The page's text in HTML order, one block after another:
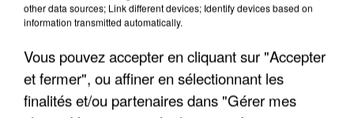
L’UN DES FONDATEURS SUPPOSÉS DE LA DZ
MAFIA INTERPELLÉ EN ALGÉRIE
other data sources; Link different devices; Identify devices based on
information transmitted automatically.
Vous pouvez accepter en cliquant sur "Accepter
et fermer", ou affiner en sélectionnant les
finalités et/ou partenaires dans "Gérer mes